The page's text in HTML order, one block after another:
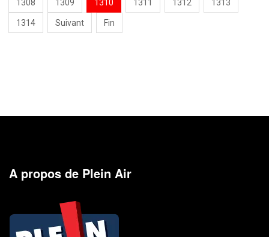
1308 1309 1310 1311 1312 1313
1314 Suivant Fin
A propos de Plein Air